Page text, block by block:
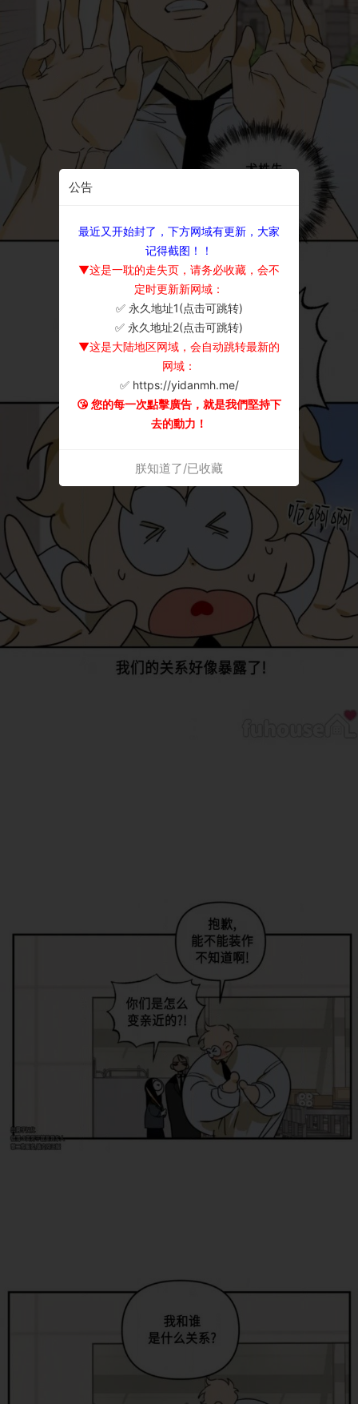
公告
最近又开始封了，下方网域有更新，大家
记得截图！！
▼这是一耽的走失页，请务必收藏，会不
定时更新新网域：
✅ 永久地址1(点击可跳转)
✅ 永久地址2(点击可跳转)
▼这是大陆地区网域，会自动跳转最新的
网域：
✅ https://yidanmh.me/
😘 您的每一次點擊廣告，就是我們堅持下
去的動力！
朕知道了/已收藏